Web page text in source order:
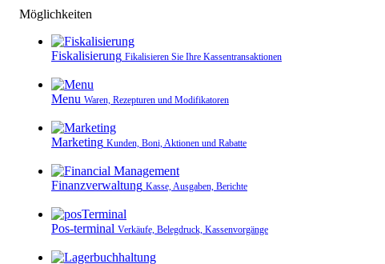
Möglichkeiten
Fiskalisierung Fikalisieren Sie Ihre Kassen­transaktionen
Menu Waren, Rezepturen und Modifikatoren
Marketing Kunden, Boni, Aktionen und Rabatte
Finanzverwaltung Kasse, Ausgaben, Berichte
Pos-terminal Verkäufe, Belegdruck, Kassenvorgänge